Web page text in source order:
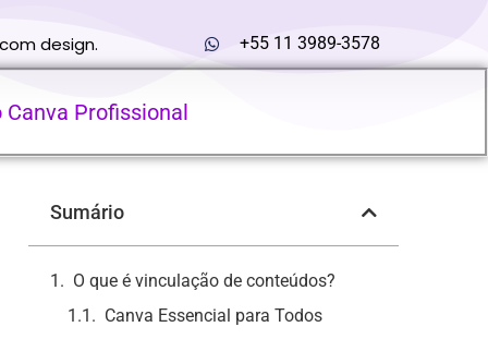
design. +55 11 3989-3578
Profissional
Sumário
O que é vinculação de conteúdos?
Canva Essencial para Todos